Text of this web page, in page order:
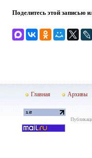
Поделитесь этой записью
Главная Архивы